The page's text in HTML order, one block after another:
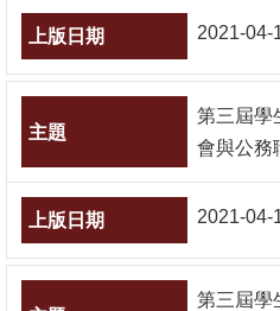
2021-04-
第三屆學
會與公務
2021-04-
第三屆學